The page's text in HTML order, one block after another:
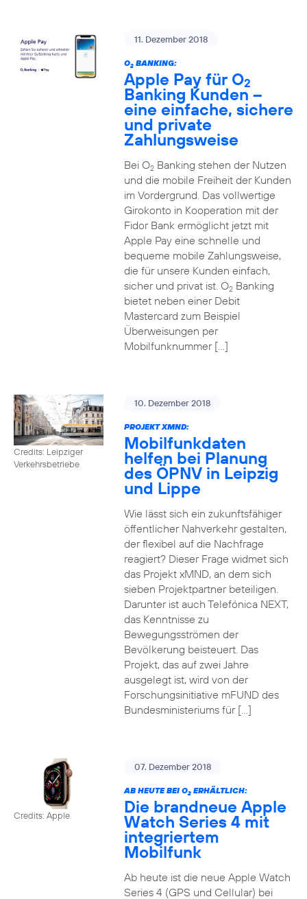
11. Dezember 2018
O2BANKING:
Apple Pay für O2
Banking Kunden –
eine einfache, sichere
und private
Zahlungsweise
Bei O2Banking stehen der Nutzen
und die mobile Freiheit der Kunden
im Vordergrund. Das vollwertige
Girokonto in Kooperation mit der
Fidor Bank ermöglicht jetzt mit
Apple Pay eine schnelle und
bequeme mobile Zahlungsweise,
die für unsere Kunden einfach,
sicher und privat ist. O2Banking
bietet neben einer Debit
Mastercard zum Beispiel
Überweisungen per
Mobilfunknummer […]
Credits: Leipziger
Verkehrsbetriebe
10. Dezember 2018
PROJEKT XMND:
Mobilfunkdaten
helfen bei Planung
des ÖPNV in Leipzig
und Lippe
Wie lässt sich ein zukunftsfähiger
öffentlicher Nahverkehr gestalten,
der flexibel auf die Nachfrage
reagiert? Dieser Frage widmet sich
das Projekt xMND, an dem sich
sieben Projektpartner beteiligen.
Darunter ist auch Telefónica NEXT,
das Kenntnisse zu
Bewegungsströmen der
Bevölkerung beisteuert. Das
Projekt, das auf zwei Jahre
ausgelegt ist, wird von der
Forschungsinitiative mFUND des
Bundesministeriums für […]
Credits: Apple
07. Dezember 2018
AB HEUTE BEI O2ERHÄLTLICH:
Die brandneue Apple
Watch Series 4 mit
integriertem
Mobilfunk
Ab heute ist die neue Apple Watch
Series 4 (GPS und Cellular) bei